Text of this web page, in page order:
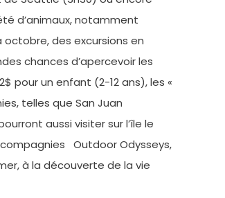
d’animaux, notamment
des excursions en
chances d’apercevoir les
pour un enfant (2-12 ans), les «
telles que San Juan
aussi visiter sur l’île le
compagnies Outdoor Odysseys,
à la découverte de la vie